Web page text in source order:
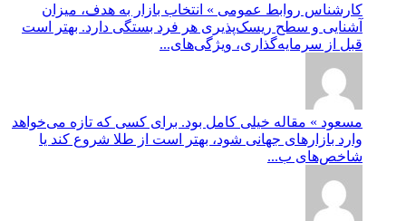
کارشناس روابط عمومی » انتخاب بازار به هدف، میزان
آشنایی و سطح ریسک‌پذیری هر فرد بستگی دارد. بهتر است
قبل از سرمایه‌گذاری، ویژگی‌های...
مسعود » مقاله خیلی کامل بود. برای کسی که تازه می‌خواهد
وارد بازارهای جهانی شود، بهتر است از طلا شروع کند یا
شاخص‌های ب...